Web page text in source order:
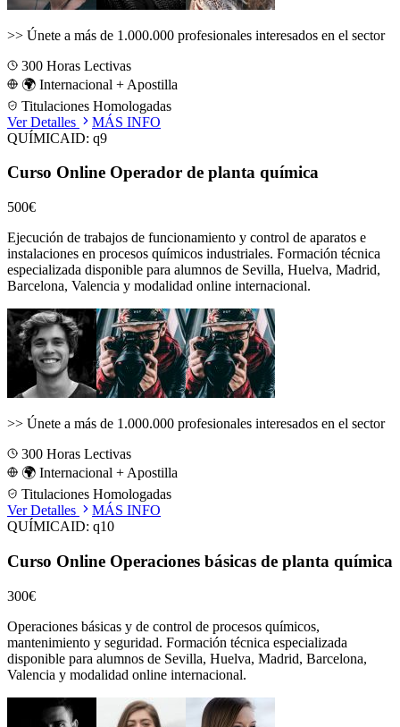
>> Únete a más de 1.000.000 profesionales interesados en el sector
300 Horas Lectivas
🌍 Internacional + Apostilla
Titulaciones Homologadas
Ver Detalles
MÁS INFO
QUÍMICAID: q9
Curso Online Operador de planta química
500€
Ejecución de trabajos de funcionamiento y control de aparatos e
instalaciones en procesos químicos industriales. Formación técnica
especializada disponible para alumnos de Sevilla, Huelva, Madrid,
Barcelona, Valencia y modalidad online internacional.
>> Únete a más de 1.000.000 profesionales interesados en el sector
300 Horas Lectivas
🌍 Internacional + Apostilla
Titulaciones Homologadas
Ver Detalles
MÁS INFO
QUÍMICAID: q10
Curso Online Operaciones básicas de planta química
300€
Operaciones básicas y de control de procesos químicos,
mantenimiento y seguridad. Formación técnica especializada
disponible para alumnos de Sevilla, Huelva, Madrid, Barcelona,
Valencia y modalidad online internacional.